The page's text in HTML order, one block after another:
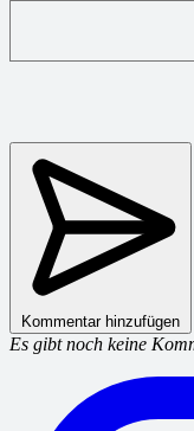
Kommentar hinzufügen
Es gibt noch keine